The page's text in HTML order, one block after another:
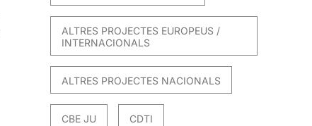
ALTRES PROJECTES EUROPEUS /
INTERNACIONALS
ALTRES PROJECTES NACIONALS
CBE JU CDTI